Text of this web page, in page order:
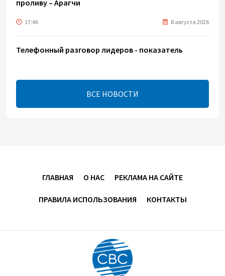
проливу – Арагчи
17:46 8 августа 2026
Телефонный разговор лидеров - показатель
В минобороны Азербайджана прошло собрание
военных атташе в зарубежных странах (ФОТО)
8 августа 2026
МИД Франции выступил с заявлением по случаю
годовщины Вашингтонского саммита
ВСЕ НОВОСТИ
ГЛАВНАЯ О НАС РЕКЛАМА НА САЙТЕ
ПРАВИЛА ИСПОЛЬЗОВАНИЯ КОНТАКТЫ